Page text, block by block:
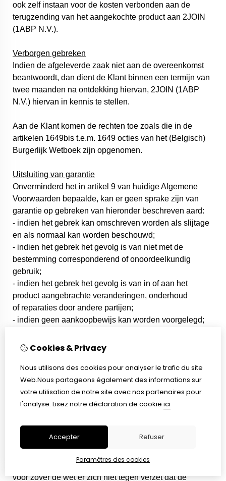
ook zelf instaan voor de kosten verbonden aan de
terugzending van het aangekochte product aan 2JOIN
(1ABP N.V.).
Verborgen gebreken
Indien de afgeleverde zaak niet aan de overeenkomst
beantwoordt, dan dient de Klant binnen een termijn van
twee maanden na ontdekking hiervan, 2JOIN (1ABP
N.V.) hiervan in kennis te stellen.
Aan de Klant komen de rechten toe zoals die in de
artikelen 1649bis t.e.m. 1649 octies van het (Belgisch)
Burgerlijk Wetboek zijn opgenomen.
Uitsluiting van garantie
Onverminderd het in artikel 9 van huidige Algemene
Voorwaarden bepaalde, kan er geen sprake zijn van
garantie op gebreken van hieronder beschreven aard:
- indien het gebrek kan omschreven worden als slijtage
en als normaal kan worden beschouwd;
- indien het gebrek het gevolg is van niet met de
bestemming corresponderend of onoordeelkundig
gebruik;
- indien het gebrek het gevolg is van in of aan het
product aangebrachte veranderingen, onderhoud
of reparaties door andere partijen;
- indien geen aankoopbewijs kan worden voorgelegd;
door opzet, grove onachtzaamheid of nalatig
- in geval van verlies van delen van het product, tenzij
uit interne experten analyse blijkt dat deze het gevolg
zijn van een fabricagefout.
De Klant is gehouden 2JOIN (1ABP N.V.) te vrijwaren
van enige aanspraak die derden ter zake van de
N.V.) zouden kunnen doen gelden (bijv. gevolgschade),
voor zover de wet er zich niet tegen verzet dat de
Cookies & Privacy
Nous utilisons des cookies pour analyser le trafic du site
Web.Nous partageons également des informations sur
votre utilisation de notre site avec nos partenaires pour
l'analyse. Lisez notre déclaration de cookie ici
Accepter Refuser
Paramètres des cookies